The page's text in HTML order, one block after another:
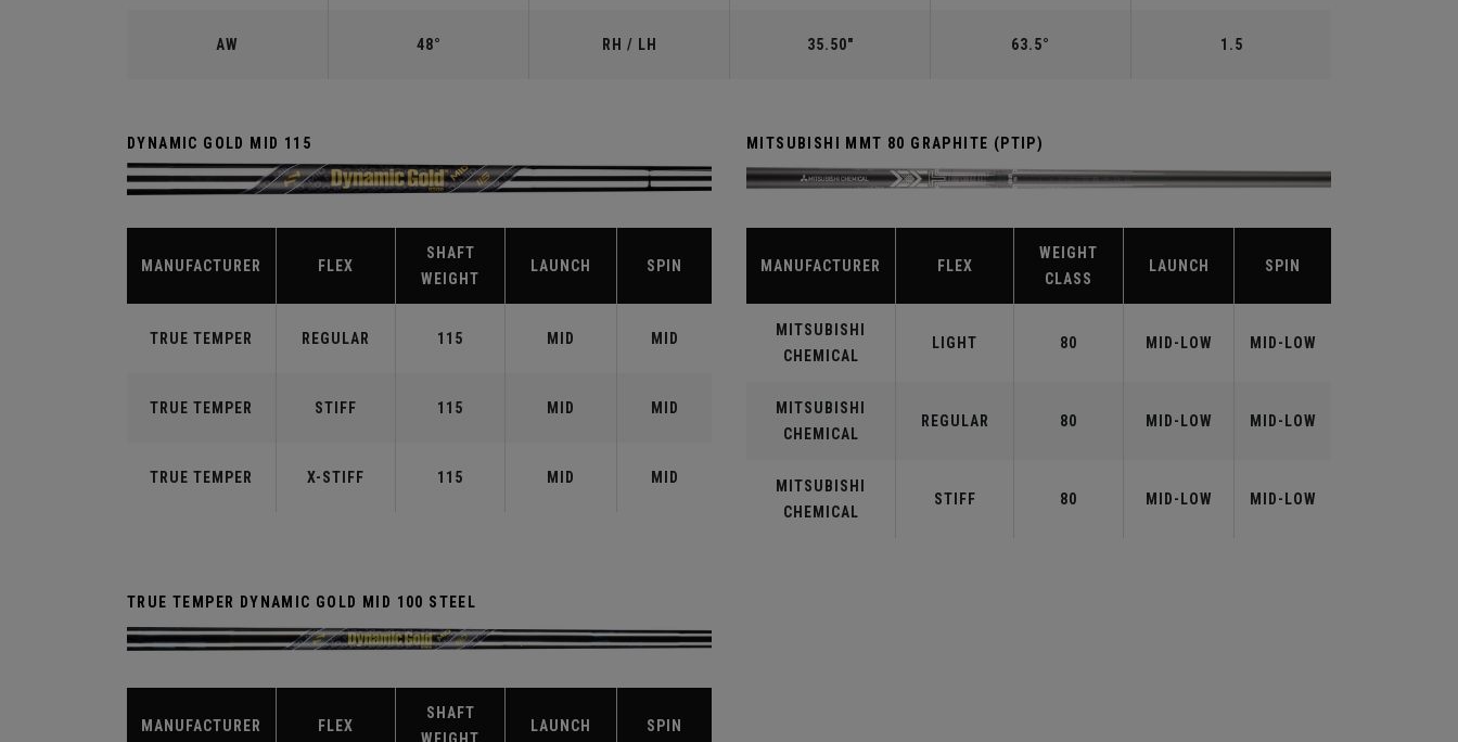
AW 48° RH / LH 35.50" 63.5° 1.5
DYNAMIC GOLD MID 115
MANUFACTURER FLEX
SHAFT
WEIGHT
LAUNCH SPIN
TRUE TEMPER REGULAR 115 MID MID
TRUE TEMPER STIFF 115 MID MID
TRUE TEMPER X-STIFF 115 MID MID
MITSUBISHI MMT 80 GRAPHITE (PTIP)
MANUFACTURER FLEX
WEIGHT
CLASS
LAUNCH SPIN
MITSUBISHI
CHEMICAL
LIGHT 80 MID-LOW MID-LOW
MITSUBISHI
CHEMICAL
REGULAR 80 MID-LOW MID-LOW
MITSUBISHI
CHEMICAL
STIFF 80 MID-LOW MID-LOW
TRUE TEMPER DYNAMIC GOLD MID 100 STEEL
MANUFACTURER FLEX
SHAFT
LAUNCH SPIN